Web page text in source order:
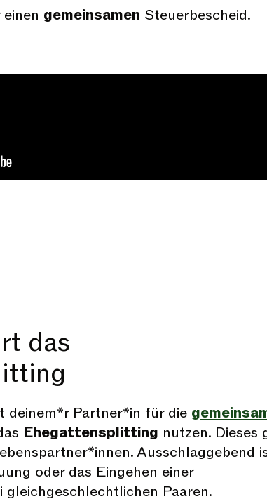
gemeinsamen Steuerbescheid.
das
deinem*r Partner*in für die
Ehegattensplitting nutzen. Dieses
Ausschlaggebend
oder das Eingehen einer
Paaren.